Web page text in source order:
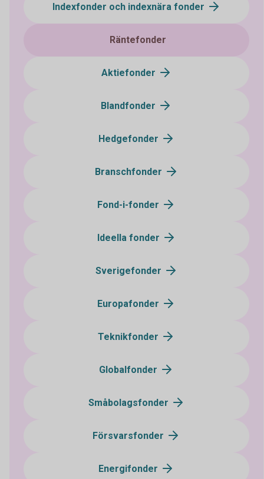
Indexfonder och indexnära fonder
Räntefonder
Aktiefonder
Blandfonder
Hedgefonder
Branschfonder
Fond-i-fonder
Ideella fonder
Sverigefonder
Europafonder
Teknikfonder
Globalfonder
Småbolagsfonder
Försvarsfonder
Energifonder